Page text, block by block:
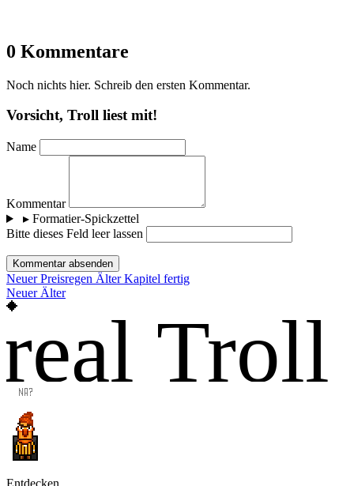
0 Kommentare
Noch nichts hier. Schreib den ersten Kommentar.
Vorsicht, Troll liest mit!
Name
Kommentar
▸Formatier-Spickzettel
Bitte dieses Feld leer lassen
Kommentar absenden
Neuer Preisregen Älter Kapitel fertig
Neuer Älter
real Troll
Entdecken